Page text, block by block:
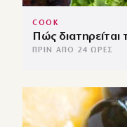
COOK
Πώς
ΠΡΙΝ ΑΠΌ 24 ΏΡΕΣ